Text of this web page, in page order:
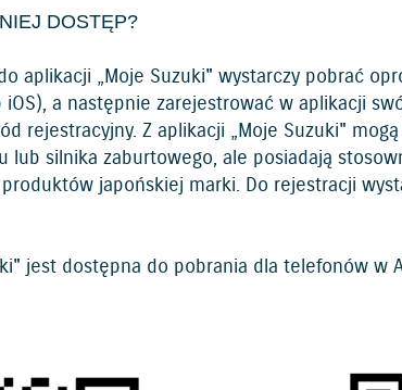
DOSTĘP?
aplikacji „Moje Suzuki" wystarczy pobrać
a następnie zarejestrować w aplikacji
rejestracyjny. Z aplikacji „Moje Suzuki"
lub silnika zaburtowego, ale posiadają
japońskiej marki. Do rejestracji
jest dostępna do pobrania dla telefonów w